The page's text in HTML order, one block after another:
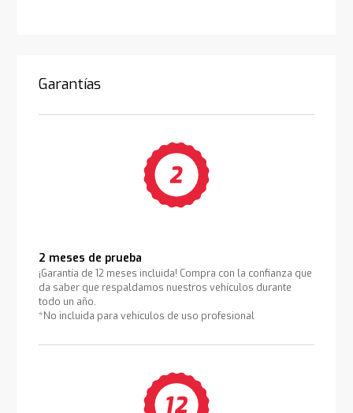
Garantías
2 meses de prueba
¡Garantía de 12 meses incluida! Compra con la confianza que
da saber que respaldamos nuestros vehículos durante
todo un año.
*No incluida para vehículos de uso profesional